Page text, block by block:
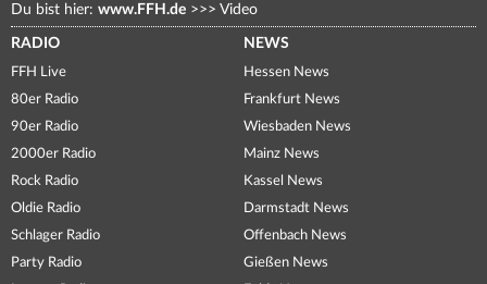
Du bist hier: www.FFH.de >>> Video
RADIO
FFH Live
80er Radio
90er Radio
2000er Radio
Rock Radio
Oldie Radio
Schlager Radio
Party Radio
NEWS
Hessen News
Frankfurt News
Wiesbaden News
Mainz News
Kassel News
Darmstadt News
Offenbach News
Gießen News